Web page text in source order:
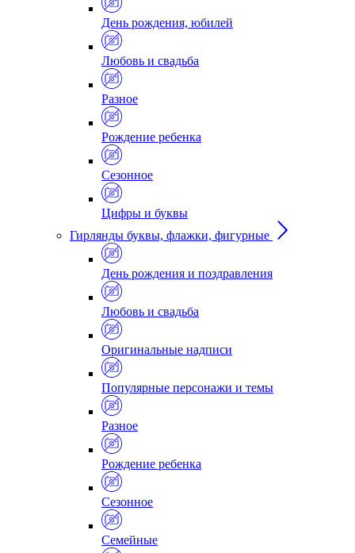
День рождения, юбилей
Любовь и свадьба
Разное
Рождение ребенка
Сезонное
Цифры и буквы
Гирлянды буквы, флажки, фигурные
День рождения и поздравления
Любовь и свадьба
Оригинальные надписи
Популярные персонажи и темы
Разное
Рождение ребенка
Сезонное
Семейные